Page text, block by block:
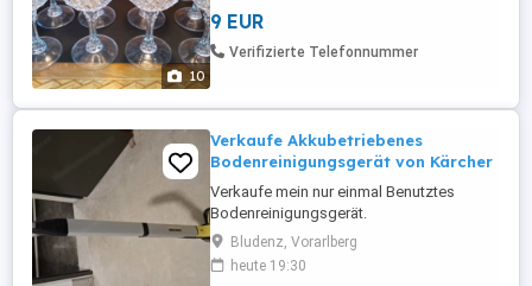
10
9 EUR
Verifizierte Telefonnummer
Verkaufe Akkubetriebenes
Bodenreinigungsgerät von Kärcher
Verkaufe mein nur einmal Benutztes
Bodenreinigungsgerät.
Bludenz, Vorarlberg
heute 19:30